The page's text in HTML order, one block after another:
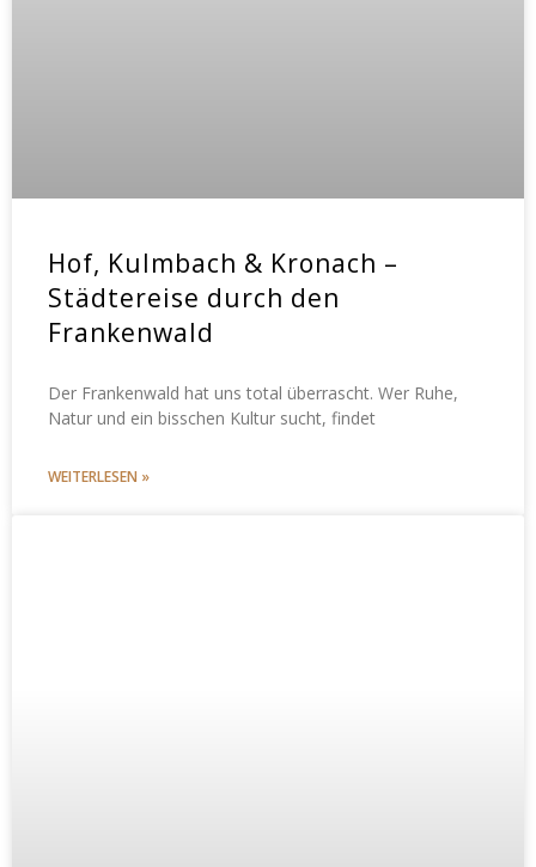
Hof, Kulmbach & Kronach –
Städtereise durch den
Frankenwald
Der Frankenwald hat uns total überrascht. Wer Ruhe,
Natur und ein bisschen Kultur sucht, findet
WEITERLESEN »